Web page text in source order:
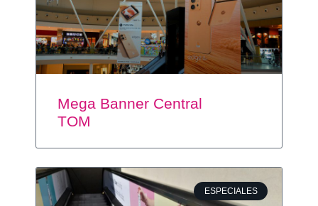
Mega Banner Central
TOM
ESPECIALES